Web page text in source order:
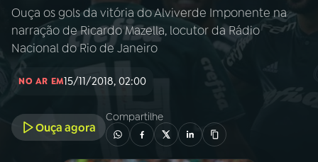
AO VIVO
Ouça os gols da vitória do Alviverde Imponente na
narração de Ricardo Mazella, locutor da Rádio
Nacional do Rio de Janeiro
NO AR EM15/11/2018, 02:00
Ouça agora
Compartilhe